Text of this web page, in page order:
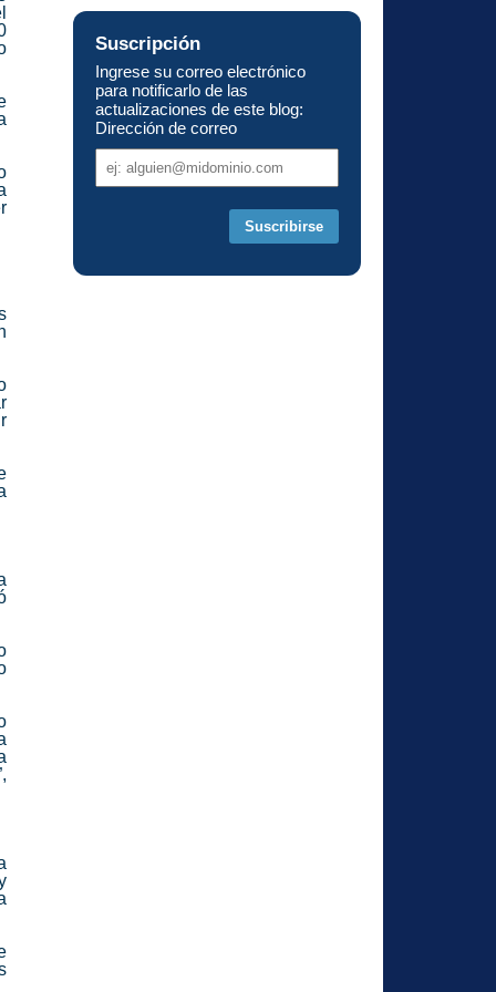
Suscripción
Ingrese su correo electrónico
para notificarlo de las
actualizaciones de este blog:
Dirección de correo
de